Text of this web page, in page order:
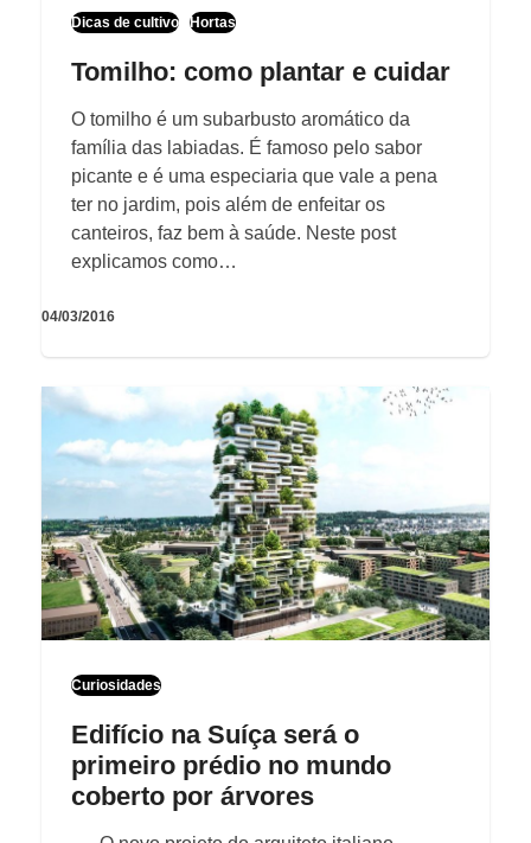
Dicas de cultivo Hortas
Tomilho: como plantar e cuidar
O tomilho é um subarbusto aromático da
família das labiadas. É famoso pelo sabor
picante e é uma especiaria que vale a pena
ter no jardim, pois além de enfeitar os
canteiros, faz bem à saúde. Neste post
explicamos como…
04/03/2016
Curiosidades
Edifício na Suíça será o
primeiro prédio no mundo
coberto por árvores